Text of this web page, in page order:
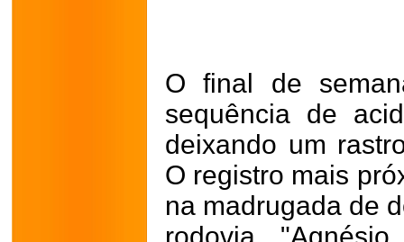
O final de
sequência de
deixando um
O registro mais
na madrugada de